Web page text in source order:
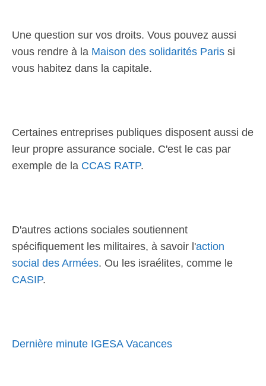
Une question sur vos droits. Vous pouvez aussi
vous rendre à la Maison des solidarités Paris si
vous habitez dans la capitale.
Certaines entreprises publiques disposent aussi de
leur propre assurance sociale. C'est le cas par
exemple de la CCAS RATP.
D'autres actions sociales soutiennent
spécifiquement les militaires, à savoir l'action
social des Armées. Ou les israélites, comme le
CASIP.
Dernière minute IGESA Vacances